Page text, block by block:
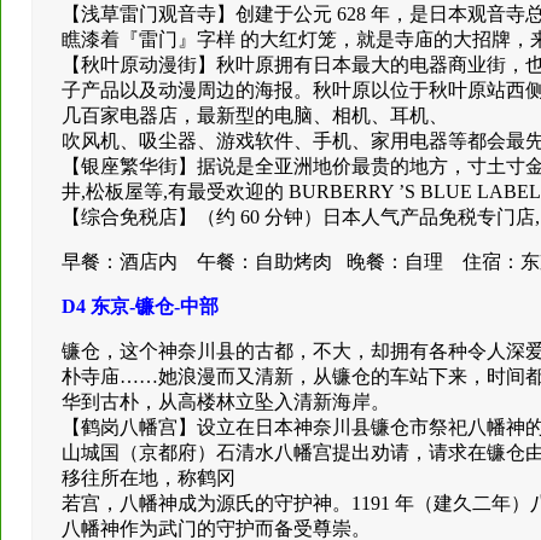
【浅草雷门观音寺】创建于公元 628 年，是日本观音
瞧漆着『雷门』字样 的大红灯笼，就是寺庙的大招牌
【秋叶原动漫街】秋叶原拥有日本最大的电器商业街
子产品以及动漫周边的海报。秋叶原以位于秋叶原站西
几百家电器店，最新型的电脑、相机、耳机、
吹风机、吸尘器、游戏软件、手机、家用电器等都会最
【银座繁华街】据说是全亚洲地价最贵的地方，寸土
井,松板屋等,有最受欢迎的 BURBERRY ’S BLUE
【综合免税店】（约 60 分钟）日本人气产品免税专门
早餐：酒店内 午餐：自助烤肉 晚餐：自理 住宿：东
D4 东京-镰仓-中部
镰仓，这个神奈川县的古都，不大，却拥有各种令人深
朴寺庙……她浪漫而又清新，从镰仓的车站下来，时间
华到古朴，从高楼林立坠入清新海岸。
【鹤岗八幡宫】设立在日本神奈川县镰仓市祭祀八幡
山城国（京都府）石清水八幡宫提出劝请，请求在镰仓
移往所在地，称鹤冈
若宫，八幡神成为源氏的守护神。1191 年（建久二年
八幡神作为武门的守护而备受尊崇。